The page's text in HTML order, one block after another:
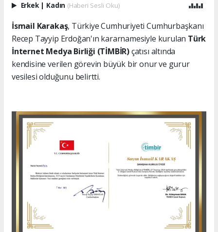
Erkek | Kadın (Haberi Sesli Oku)
İsmail Karakaş, Türkiye Cumhuriyeti Cumhurbaşkanı
Recep Tayyip Erdoğan'ın kararnamesiyle kurulan Türk
İnternet Medya Birliği (TİMBİR)çatısı altında
kendisine verilen görevin büyük bir onur ve gurur
vesilesi olduğunu belirtti.